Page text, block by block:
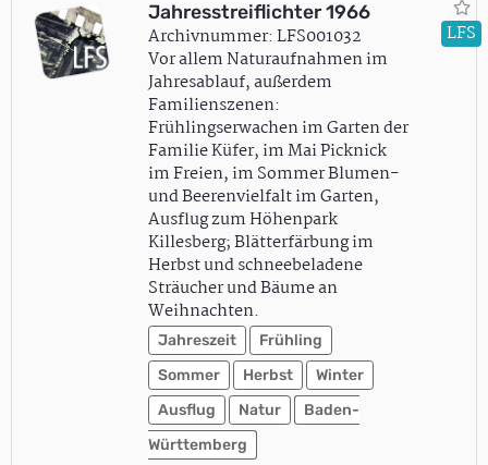
Jahresstreiflichter 1966
Archivnummer: LFS001032
Vor allem Naturaufnahmen im
Jahresablauf, außerdem
Familienszenen:
Frühlingserwachen im Garten der
Familie Küfer, im Mai Picknick
im Freien, im Sommer Blumen-
und Beerenvielfalt im Garten,
Ausflug zum Höhenpark
Killesberg; Blätterfärbung im
Herbst und schneebeladene
Sträucher und Bäume an
Weihnachten.
Jahreszeit
Frühling
Sommer
Herbst
Winter
Ausflug
Natur
Baden-
Württemberg
LFS